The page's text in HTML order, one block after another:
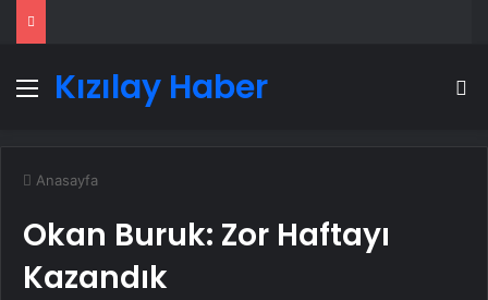
Menü
Kızılay Haber
Anasayfa
Okan Buruk: Zor Haftayı
Kazandık